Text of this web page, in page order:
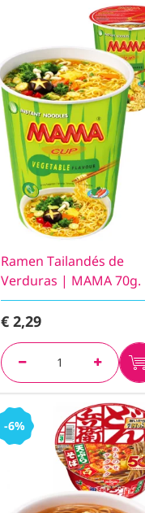
Ramen Tailandés de
Verduras | MAMA 70g.
€ 2,29
-6%